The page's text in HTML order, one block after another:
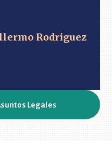
Rodriguez
Legales